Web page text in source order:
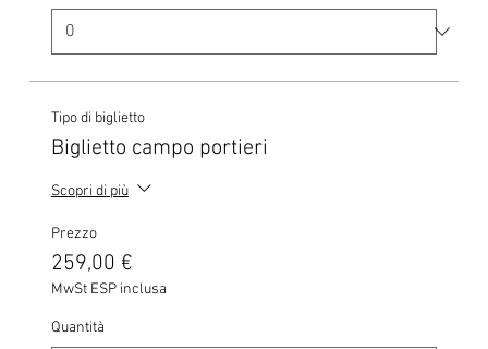
Tipo di biglietto
Biglietto campo portieri
Scopri di più
Prezzo
259,00 €
MwSt ESP inclusa
Quantità